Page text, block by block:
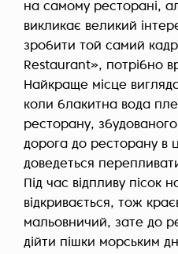
на самому ресторані,
викликає великий
зробити той самий кадр
Restaurant», потрібно
Найкраще місце
коли блакитна вода
ресторану,
дорога до ресторану в
доведеться
Під час відпливу пісок
відкривається, тож
мальовничий, зате до
дійти пішки морським